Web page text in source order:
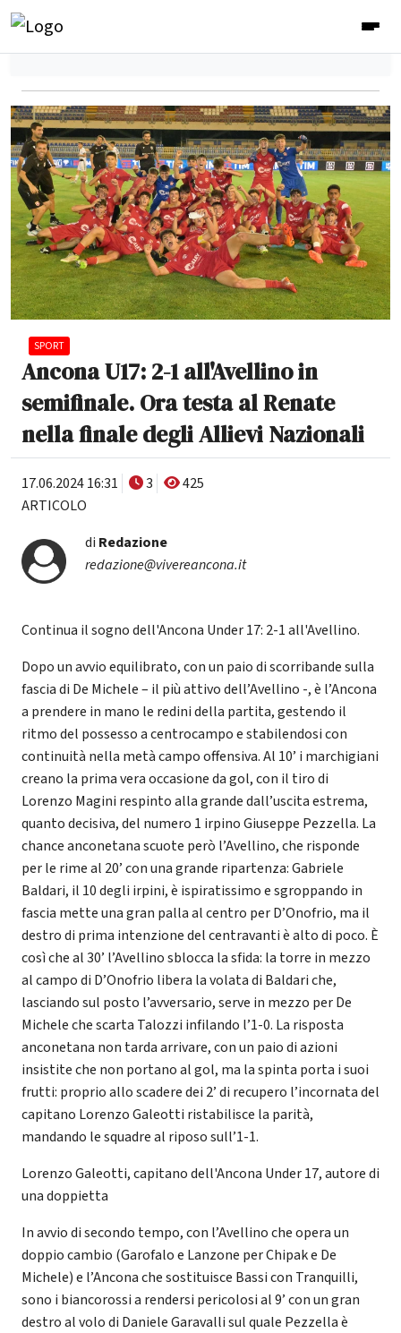
SPORT
Ancona U17: 2-1 all'Avellino in
semifinale. Ora testa al Renate
nella finale degli Allievi Nazionali
17.06.2024 16:31 3
425
ARTICOLO
di Redazione
redazione@vivereancona.it
Continua il sogno dell'Ancona Under 17: 2-1 all'Avellino.
Dopo un avvio equilibrato, con un paio di scorribande sulla
fascia di De Michele – il più attivo dell’Avellino -, è l’Ancona
a prendere in mano le redini della partita, gestendo il
ritmo del possesso a centrocampo e stabilendosi con
continuità nella metà campo offensiva. Al 10’ i marchigiani
creano la prima vera occasione da gol, con il tiro di
Lorenzo Magini respinto alla grande dall’uscita estrema,
quanto decisiva, del numero 1 irpino Giuseppe Pezzella. La
chance anconetana scuote però l’Avellino, che risponde
per le rime al 20’ con una grande ripartenza: Gabriele
Baldari, il 10 degli irpini, è ispiratissimo e sgroppando in
fascia mette una gran palla al centro per D’Onofrio, ma il
destro di prima intenzione del centravanti è alto di poco. È
così che al 30’ l’Avellino sblocca la sfida: la torre in mezzo
al campo di D’Onofrio libera la volata di Baldari che,
lasciando sul posto l’avversario, serve in mezzo per De
Michele che scarta Talozzi infilando l’1-0. La risposta
anconetana non tarda arrivare, con un paio di azioni
insistite che non portano al gol, ma la spinta porta i suoi
frutti: proprio allo scadere dei 2’ di recupero l’incornata del
capitano Lorenzo Galeotti ristabilisce la parità,
mandando le squadre al riposo sull’1-1.
Lorenzo Galeotti, capitano dell'Ancona Under 17, autore di
una doppietta
In avvio di secondo tempo, con l’Avellino che opera un
doppio cambio (Garofalo e Lanzone per Chipak e De
Michele) e l’Ancona che sostituisce Bassi con Tranquilli,
sono i biancorossi a rendersi pericolosi al 9’ con un gran
destro al volo di Daniele Garavalli sul quale Pezzella è